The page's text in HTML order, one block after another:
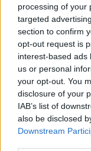
processing of your
targeted
section to confirm
opt-out request is
interest-based ads
us or personal
your opt-out. You
disclosure of your
IAB’s list of
also be disclosed
Downstream
Gutierrez a
színeiben
Cours-ban.
A TRP Pedercini